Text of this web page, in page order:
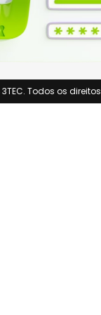
Todos os